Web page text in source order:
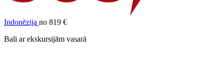
Indonēzija no 819 €
Bali ar ekskursijām vasarā